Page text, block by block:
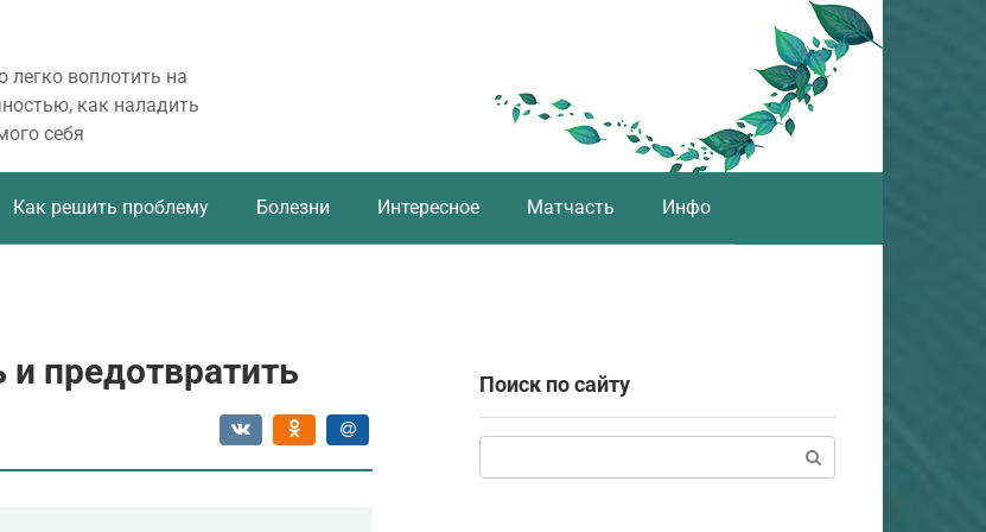
легко воплотить на
как наладить
себя
Как решить проблему Болезни Интересное Матчасть Инфо
предотвратить Поиск по сайту